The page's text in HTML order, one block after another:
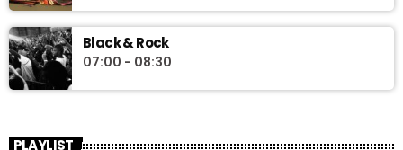
Black & Rock
07:00 - 08:30
PLAYLIST